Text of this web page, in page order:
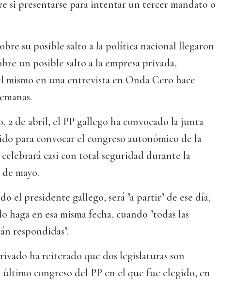
si presentarse para intentar un tercer mandato o
su posible salto a la política nacional llegaron
un posible salto a la empresa privada,
mismo en una entrevista en Onda Cero hace
2 de abril, el PP gallego ha convocado la junta
para convocar el congreso autonómico de la
casi con total seguridad durante la
mayo.
el presidente gallego, será "a partir" de ese día,
haga en esa misma fecha, cuando "todas las
respondidas".
ha reiterado que dos legislaturas son
último congreso del PP en el que fue elegido, en